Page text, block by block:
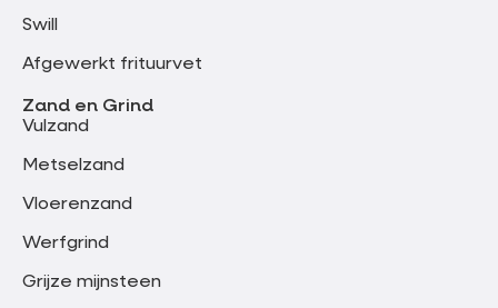
Swill
Afgewerkt frituurvet
Zand en Grind
Vulzand
Metselzand
Vloerenzand
Werfgrind
Grijze mijnsteen